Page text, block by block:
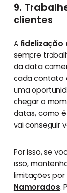
9.
clientes
A fidelização
sempre
da data
cada contato
uma
chegar o
datas, como é
vai conseguir
Por isso, se
isso,
limitações
Namorados.